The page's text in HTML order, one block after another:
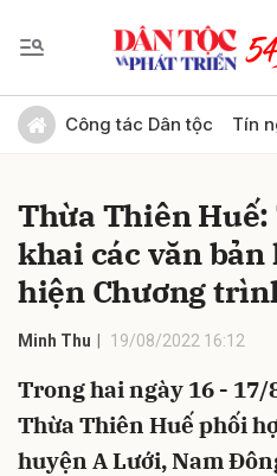
Công tác Dân tộc Tín
Thừa Thiên
khai các văn
hiện Chương
Minh Thu 19/08/2022 16:12
Trong hai ngày 16 -
Thừa Thiên Huế phối
huyện A Lưới, Nam
Gửi bình luận